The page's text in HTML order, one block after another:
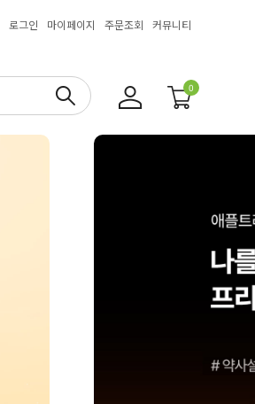
로그인 마이페이지 주문조회 커뮤니티
0